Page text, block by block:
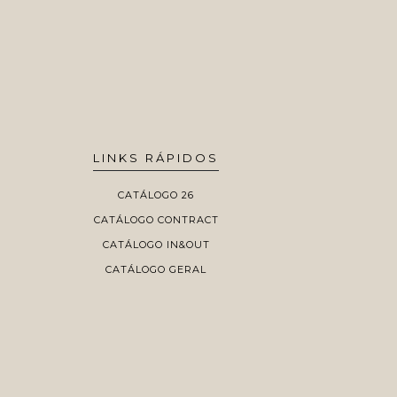
LINKS RÁPIDOS
CATÁLOGO 26
CATÁLOGO CONTRACT
CATÁLOGO IN&OUT
CATÁLOGO GERAL